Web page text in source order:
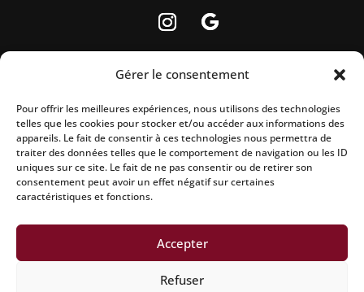
Gérer le consentement
Pour offrir les meilleures expériences, nous utilisons des technologies
telles que les cookies pour stocker et/ou accéder aux informations des
appareils. Le fait de consentir à ces technologies nous permettra de
traiter des données telles que le comportement de navigation ou les ID
uniques sur ce site. Le fait de ne pas consentir ou de retirer son
consentement peut avoir un effet négatif sur certaines
caractéristiques et fonctions.
Accepter
Refuser
La vente d’alcool est strictement interdite aux
mineurs.
L’abus d’alcool est dangereux pour la santé, à
consommer avec modération.
Politique de confidentialité